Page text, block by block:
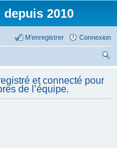
depuis 2010
Connexion
M’enregistrer
her
ch
et connecté pour
de l’équipe.